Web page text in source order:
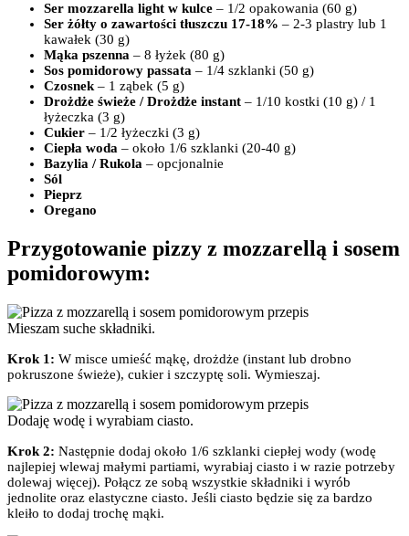
Ser mozzarella light w kulce – 1/2 opakowania (60 g)
Ser żółty o zawartości tłuszczu 17-18% – 2-3 plastry lub 1
kawałek (30 g)
Mąka pszenna – 8 łyżek (80 g)
Sos pomidorowy passata – 1/4 szklanki (50 g)
Czosnek– 1 ząbek (5 g)
Drożdże świeże / Drożdże instant – 1/10 kostki (10 g) / 1
łyżeczka (3 g)
Cukier – 1/2 łyżeczki (3 g)
Ciepła woda – około 1/6 szklanki (20-40 g)
Bazylia / Rukola – opcjonalnie
Sól
Pieprz
Oregano
Przygotowanie pizzy z mozzarellą i sosem
pomidorowym:
Mieszam suche składniki.
Krok 1: W misce umieść mąkę, drożdże (instant lub drobno
pokruszone świeże), cukier i szczyptę soli. Wymieszaj.
Dodaję wodę i wyrabiam ciasto.
Krok 2: Następnie dodaj około 1/6 szklanki ciepłej wody (wodę
najlepiej wlewaj małymi partiami, wyrabiaj ciasto i w razie potrzeby
dolewaj więcej). Połącz ze sobą wszystkie składniki i wyrób
jednolite oraz elastyczne ciasto. Jeśli ciasto będzie się za bardzo
kleiło to dodaj trochę mąki.